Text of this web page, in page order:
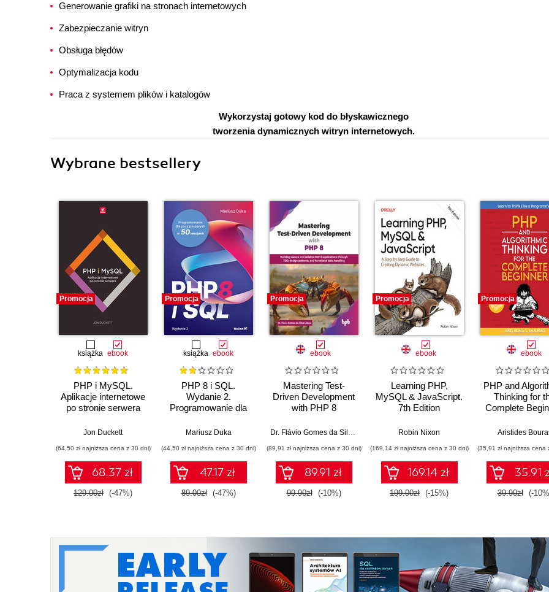
Generowanie grafiki na stronach internetowych
Zabezpieczanie witryn
Obsługa błędów
Optymalizacja kodu
Praca z systemem plików i katalogów
Wykorzystaj gotowy kod do błyskawicznego
tworzenia dynamicznych witryn internetowych.
Wybrane bestsellery
Promocja
książka ebook
PHP i MySQL.
Aplikacje internetowe
po stronie serwera
Jon Duckett
(64,50 zł najniższa cena z 30 dni)
68.37 zł
129.00zł (-47%)
Promocja
książka ebook
PHP 8 i SQL.
Wydanie 2.
Programowanie dla
lekcjach
Mariusz Duka
(44,50 zł najniższa cena z 30 dni)
47.17 zł
89.00zł (-47%)
Promocja
ebook
Mastering Test-
Driven Development
with PHP 8
Dr. Flávio Gomes da Silva Lisboa
(89,91 zł najniższa cena z 30 dni)
89.91 zł
99.90zł (-10%)
Promocja
ebook
Learning PHP,
MySQL & JavaScript.
7th Edition
Robin Nixon
(169,14 zł najniższa cena z 30 dni)
169.14 zł
199.00zł (-15%)
Promocja
ebook
PHP and
Thinking for
Complete
programmer
algorithmic
Aristides
(35,91 zł najniższa cena
35.91
39.90zł (-